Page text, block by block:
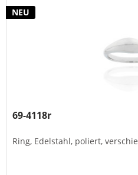
NEU
69-4118r
Ring, Edelstahl, poliert,